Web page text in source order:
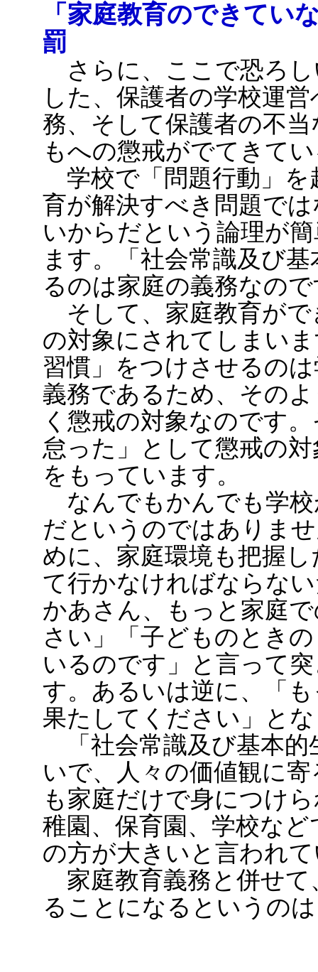
「家庭教育のできてい
罰
さらに、ここで恐ろし
した、保護者の学校運
務、そして保護者の不
もへの懲戒がでてきて
学校で「問題行動」を
育が解決すべき問題で
いからだという論理が
ます。「社会常識及び
るのは家庭の義務なの
そして、家庭教育がで
の対象にされてしまい
習慣」をつけさせるの
義務であるため、その
く懲戒の対象なのです
怠った」として懲戒の
をもっています。
なんでもかんでも学校
だというのではありま
めに、家庭環境も把握
て行かなければならな
かあさん、もっと家庭
さい」「子どものとき
いるのです」と言って
す。あるいは逆に、「
果たしてください」と
「社会常識及び基本的
いで、人々の価値観に
も家庭だけで身につけ
稚園、保育園、学校な
の方が大きいと言われ
家庭教育義務と併せて
ることになるというの